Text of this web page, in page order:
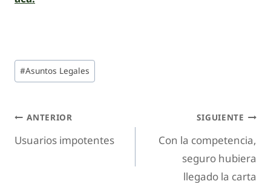
#Asuntos Legales
ANTERIOR
Usuarios impotentes
SIGUIENTE
Con la competencia,
seguro hubiera
llegado la carta